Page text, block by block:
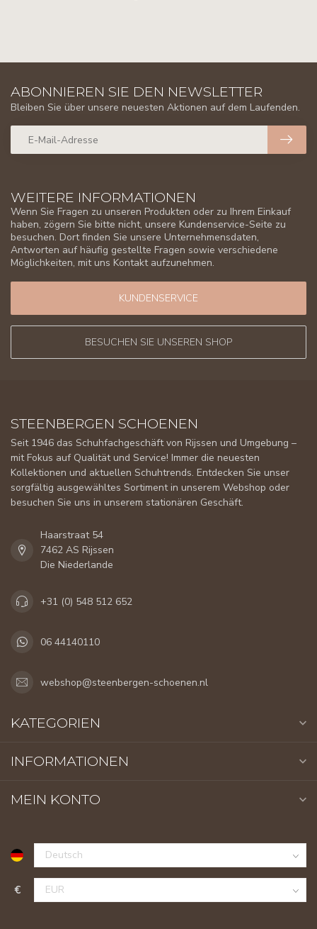
WEITERE INFORMATIONEN
Wenn Sie Fragen zu unseren Produkten oder zu Ihrem Einkauf
haben, zögern Sie bitte nicht, unsere Kundenservice-Seite zu
besuchen. Dort finden Sie unsere Unternehmensdaten,
Antworten auf häufig gestellte Fragen sowie verschiedene
Möglichkeiten, mit uns Kontakt aufzunehmen.
KUNDENSERVICE
BESUCHEN SIE UNSEREN SHOP
ABONNIEREN SIE DEN NEWSLETTER
Bleiben Sie über unsere neuesten Aktionen auf dem Laufenden.
STEENBERGEN SCHOENEN
Seit 1946 das Schuhfachgeschäft von Rijssen und Umgebung –
mit Fokus auf Qualität und Service! Immer die neuesten
Kollektionen und aktuellen Schuhtrends. Entdecken Sie unser
sorgfältig ausgewähltes Sortiment in unserem Webshop oder
besuchen Sie uns in unserem stationären Geschäft.
Haarstraat 54
7462 AS Rijssen
Die Niederlande
+31 (0) 548 512 652
06 44140110
webshop@steenbergen-schoenen.nl
KATEGORIEN
INFORMATIONEN
MEIN KONTO
€